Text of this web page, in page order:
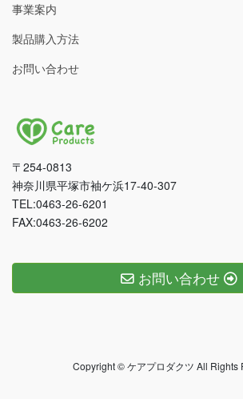
事業案内
製品購入方法
お問い合わせ
〒254-0813
神奈川県平塚市袖ケ浜17-40-307
TEL:0463-26-6201
FAX:0463-26-6202
お問い合わせ
Copyright © ケアプロダクツ All Rights